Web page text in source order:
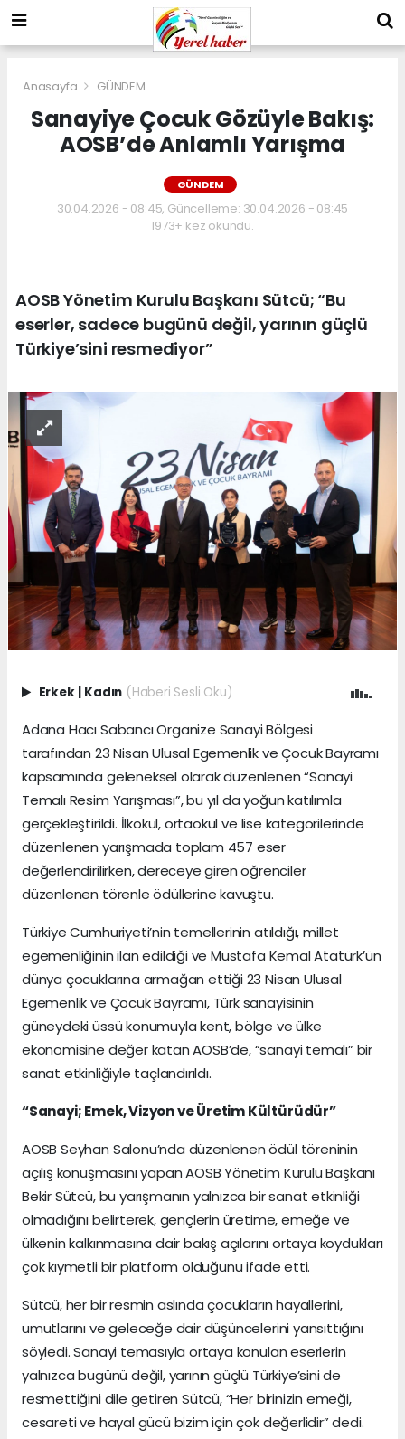
Anasayfa GÜNDEM
Sanayiye Çocuk Gözüyle Bakış:
AOSB’de Anlamlı Yarışma
GÜNDEM
30.04.2026 - 08:45, Güncelleme: 30.04.2026 - 08:45
1973+ kez okundu.
AOSB Yönetim Kurulu Başkanı Sütcü; “Bu
eserler, sadece bugünü değil, yarının güçlü
Türkiye’sini resmediyor”
Erkek Kadın (Haberi Sesli Oku)
Adana Hacı Sabancı Organize Sanayi Bölgesi
tarafından 23 Nisan Ulusal Egemenlik ve Çocuk Bayramı
kapsamında geleneksel olarak düzenlenen “Sanayi
Temalı Resim Yarışması”, bu yıl da yoğun katılımla
gerçekleştirildi. İlkokul, ortaokul ve lise kategorilerinde
düzenlenen yarışmada toplam 457 eser
değerlendirilirken, dereceye giren öğrenciler
düzenlenen törenle ödüllerine kavuştu.
Türkiye Cumhuriyeti’nin temellerinin atıldığı, millet
egemenliğinin ilan edildiği ve Mustafa Kemal Atatürk’ün
dünya çocuklarına armağan ettiği 23 Nisan Ulusal
Egemenlik ve Çocuk Bayramı, Türk sanayisinin
güneydeki üssü konumuyla kent, bölge ve ülke
ekonomisine değer katan AOSB’de, “sanayi temalı” bir
sanat etkinliğiyle taçlandırıldı.
“Sanayi; Emek, Vizyon ve Üretim Kültürüdür”
AOSB Seyhan Salonu’nda düzenlenen ödül töreninin
açılış konuşmasını yapan AOSB Yönetim Kurulu Başkanı
Bekir Sütcü, bu yarışmanın yalnızca bir sanat etkinliği
olmadığını belirterek, gençlerin üretime, emeğe ve
ülkenin kalkınmasına dair bakış açılarını ortaya koydukları
çok kıymetli bir platform olduğunu ifade etti.
Sütcü, her bir resmin aslında çocukların hayallerini,
umutlarını ve geleceğe dair düşüncelerini yansıttığını
söyledi. Sanayi temasıyla ortaya konulan eserlerin
yalnızca bugünü değil, yarının güçlü Türkiye’sini de
resmettiğini dile getiren Sütcü, “Her birinizin emeği,
cesareti ve hayal gücü bizim için çok değerlidir” dedi.